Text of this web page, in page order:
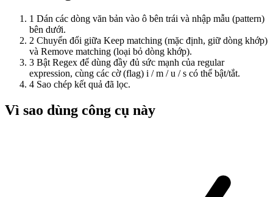
1 Dán các dòng văn bản vào ô bên trái và nhập mẫu (pattern)
bên dưới.
2 Chuyển đổi giữa Keep matching (mặc định, giữ dòng khớp)
và Remove matching (loại bỏ dòng khớp).
3 Bật Regex để dùng đầy đủ sức mạnh của regular
expression, cùng các cờ (flag) i / m / u / s có thể bật/tắt.
4 Sao chép kết quả đã lọc.
Vì sao dùng công cụ này